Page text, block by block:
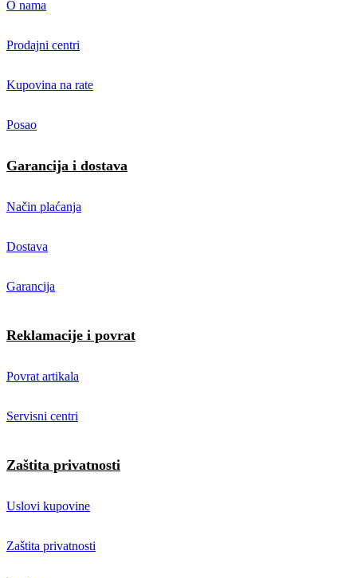
O nama
Prodajni centri
Kupovina na rate
Posao
Garancija i dostava
Način plaćanja
Dostava
Garancija
Reklamacije i povrat
Povrat artikala
Servisni centri
Zaštita privatnosti
Uslovi kupovine
Zaštita privatnosti